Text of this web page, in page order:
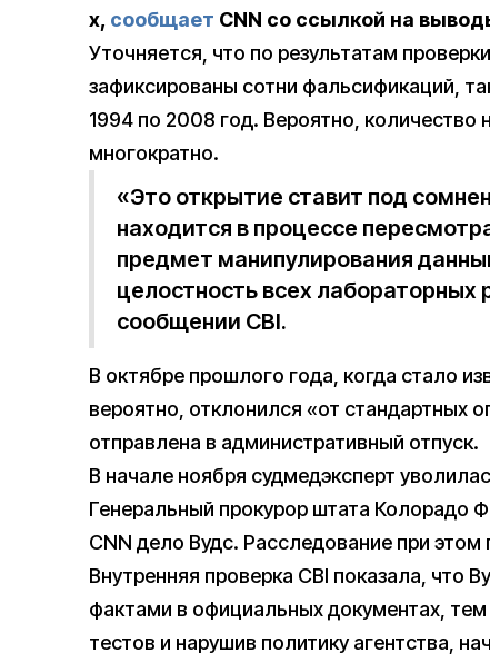
х, сообщает CNN со ссылкой на
Уточняется, что по результатам
зафиксированы сотни фальсификаций,
1994 по 2008 год. Вероятно, количество
многократно.
«Это открытие ставит под
находится в процессе
предмет манипулирования
целостность всех лабораторных
сообщении CBI.
В октябре прошлого года, когда стало
вероятно, отклонился «от стандартных
отправлена в административный отпуск.
В начале ноября судмедэксперт
Генеральный прокурор штата Колорадо
CNN дело Вудс. Расследование при
Внутренняя проверка CBI показала, что
фактами в официальных документах,
тестов и нарушив политику агентства,